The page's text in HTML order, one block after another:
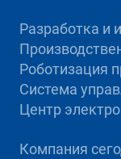
Разработка и
Роботизация
Система
Центр
Компания